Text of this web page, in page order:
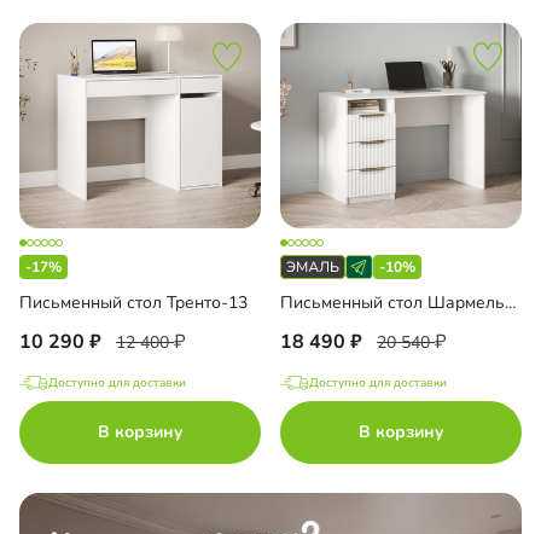
-17%
Письменный стол Тренто-13
10 290 12 400
Доступно для доставки
В корзину
-10%
Письменный стол Шармель-3 Лайф Эмаль
18 490 20 540
Доступно для доставки
В корзину